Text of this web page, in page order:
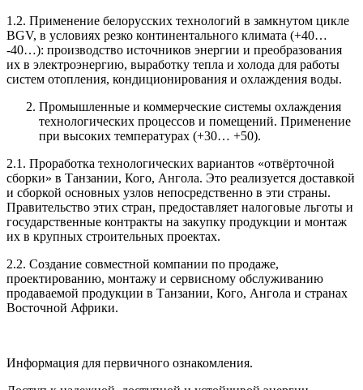
1.2. Применение белорусских технологий в замкнутом цикле
BGV, в условиях резко континентального климата (+40…
-40…): производство источников энергии и преобразования
их в электроэнергию, выработку тепла и холода для работы
систем отопления, кондиционирования и охлаждения воды.
Промышленные и коммерческие системы охлаждения
технологических процессов и помещений. Применение
при высоких температурах (+30… +50).
2.1. Проработка технологических вариантов «отвёрточной
сборки» в Танзании, Кого, Ангола. Это реализуется доставкой
и сборкой основных узлов непосредственно в эти страны.
Правительство этих стран, предоставляет налоговые льготы и
государственные контракты на закупку продукции и монтаж
их в крупных строительных проектах.
2.2. Создание совместной компании по продаже,
проектированию, монтажу и сервисному обслуживанию
продаваемой продукции в Танзании, Кого, Ангола и странах
Восточной Африки.
Информация для первичного ознакомления.